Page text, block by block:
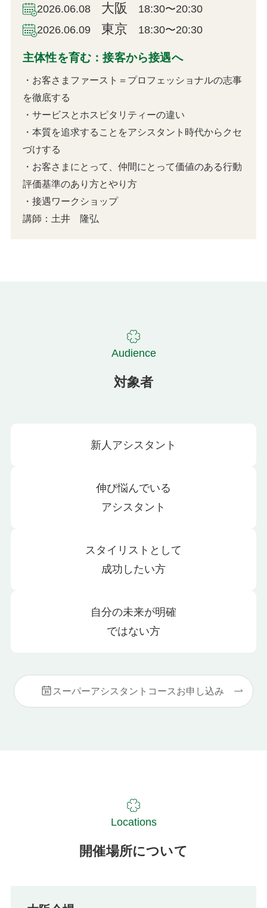
2026.06.08 大阪
18:30〜20:30
2026.06.09 東京 18:30〜20:30
主体性を育む：接客から接遇へ
・お客さまファースト＝プロフェッショナルの志事
を徹底する
・サービスとホスピタリティーの違い
・本質を追求することをアシスタント時代からクセ
づけする
・お客さまにとって、仲間にとって価値のある行動
評価基準のあり方とやり方
・接遇ワークショップ
講師：土井 隆弘
Audience
対象者
新人アシスタント
伸び悩んでいる
アシスタント
スタイリストとして
成功したい方
自分の未来が明確
ではない方
スーパーアシスタントコースお申し込み
Locations
開催場所について